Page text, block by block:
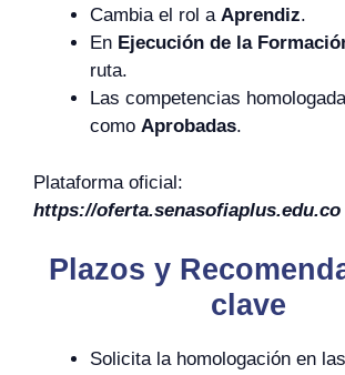
Cambia el rol a Aprendiz.
En Ejecución de la
ruta.
Las competencias
como Aprobadas.
Plataforma oficial:
https://oferta.senasofiaplus.edu.co
Plazos y
clave
Solicita la homologación en las